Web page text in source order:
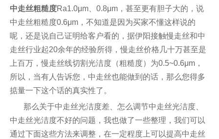
中走丝粗糙度Ra1.0μm、0.8μm，甚至更有胆子大的，说
中走丝粗糙度0.6μm，不知道是因为买家不懂这样说的
呢，还是说自己证明给客户看的，据伊阳接触慢走丝和中
走丝行业起20余年的经验所得，慢走丝价格几十万甚至是
上百万，慢走丝线切割光洁度（粗糙度）为0.5~0.6μm，
所以，当有人告诉您，中走丝也能做到的话，那么您得多
掂量一下这个话的真实性了。
那么关于中走丝光洁度差、怎么调节中走丝光洁度、
中走丝光洁度不好的问题，我也做了一些整理，我们可以
通过下面这些方法来调整，在一定程度上可以提高中走丝